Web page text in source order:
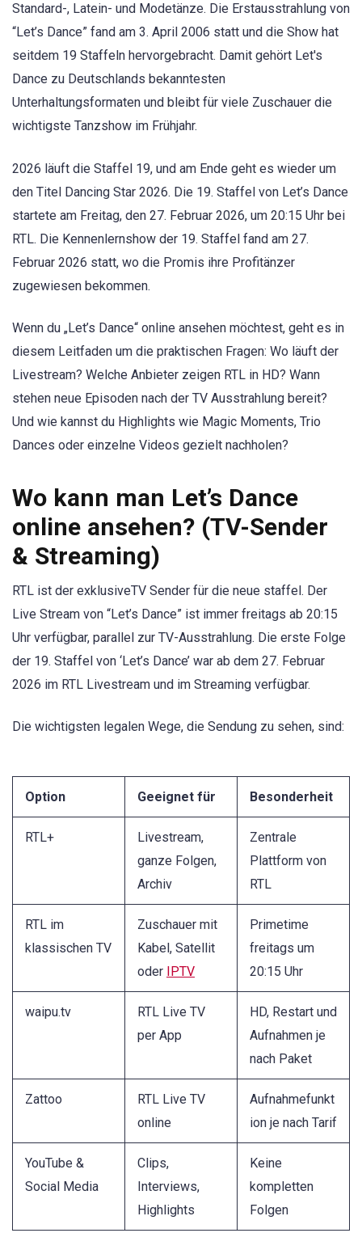
Standard-, Latein- und Modetänze. Die Erstausstrahlung von
“Let’s Dance” fand am 3. April 2006 statt und die Show hat
seitdem 19 Staffeln hervorgebracht. Damit gehört Let's
Dance zu Deutschlands bekanntesten
Unterhaltungsformaten und bleibt für viele Zuschauer die
wichtigste Tanzshow im Frühjahr.
2026 läuft die Staffel 19, und am Ende geht es wieder um
den Titel Dancing Star 2026. Die 19. Staffel von Let’s Dance
startete am Freitag, den 27. Februar 2026, um 20:15 Uhr bei
RTL. Die Kennenlernshow der 19. Staffel fand am 27.
Februar 2026 statt, wo die Promis ihre Profitänzer
zugewiesen bekommen.
Wenn du „Let’s Dance“ online ansehen möchtest, geht es in
diesem Leitfaden um die praktischen Fragen: Wo läuft der
Livestream? Welche Anbieter zeigen RTL in HD? Wann
stehen neue Episoden nach der TV Ausstrahlung bereit?
Und wie kannst du Highlights wie Magic Moments, Trio
Dances oder einzelne Videos gezielt nachholen?
Wo kann man Let’s Dance
online ansehen? (TV-Sender
& Streaming)
RTL ist der exklusiveTV Sender für die neue staffel. Der
Live Stream von “Let’s Dance” ist immer freitags ab 20:15
Uhr verfügbar, parallel zur TV-Ausstrahlung. Die erste Folge
der 19. Staffel von ‘Let’s Dance’ war ab dem 27. Februar
2026 im RTL Livestream und im Streaming verfügbar.
Die wichtigsten legalen Wege, die Sendung zu sehen, sind:
Option Geeignet für Besonderheit
RTL+
Livestream,
ganze Folgen,
Archiv
Zentrale
Plattform von
RTL
RTL im
klassischen TV
Zuschauer mit
Kabel, Satellit
oder IPTV
Primetime
freitags um
20:15 Uhr
waipu.tv
RTL Live TV
per App
HD, Restart und
Aufnahmen je
nach Paket
Zattoo
RTL Live TV
online
Aufnahmefunkt
ion je nach Tarif
YouTube &
Social Media
Clips,
Interviews,
Highlights
Keine
kompletten
Folgen